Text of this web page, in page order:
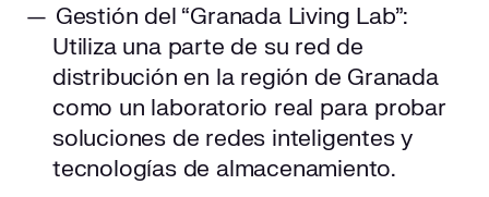
Gestión del “Granada Living Lab”:
Utiliza una parte de su red de
distribución en la región de Granada
como un laboratorio real para probar
soluciones de redes inteligentes y
tecnologías de almacenamiento.